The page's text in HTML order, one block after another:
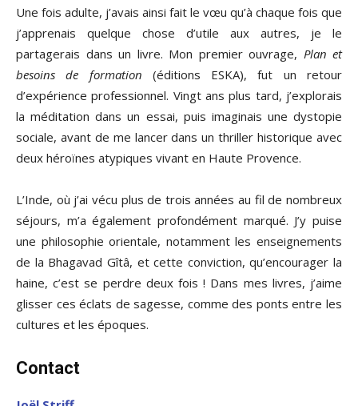
Une fois adulte, j’avais ainsi fait le vœu qu’à chaque fois que
j’apprenais quelque chose d’utile aux autres, je le
partagerais dans un livre. Mon premier ouvrage, Plan et
besoins de formation (éditions ESKA), fut un retour
d’expérience professionnel. Vingt ans plus tard, j’explorais
la méditation dans un essai, puis imaginais une dystopie
sociale, avant de me lancer dans un thriller historique avec
deux héroïnes atypiques vivant en Haute Provence.
L’Inde, où j’ai vécu plus de trois années au fil de nombreux
séjours, m’a également profondément marqué. J’y puise
une philosophie orientale, notamment les enseignements
de la Bhagavad Gîtâ, et cette conviction, qu’encourager la
haine, c’est se perdre deux fois ! Dans mes livres, j’aime
glisser ces éclats de sagesse, comme des ponts entre les
cultures et les époques.
Contact